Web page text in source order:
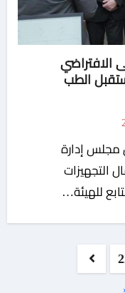
الافتراضي
الطب
التجهيزات
للهيئة…